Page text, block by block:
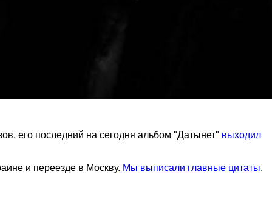
его последний на сегодня альбом "Датынет" выходил
и переезде в Москву. Мы выписали главные цитаты.